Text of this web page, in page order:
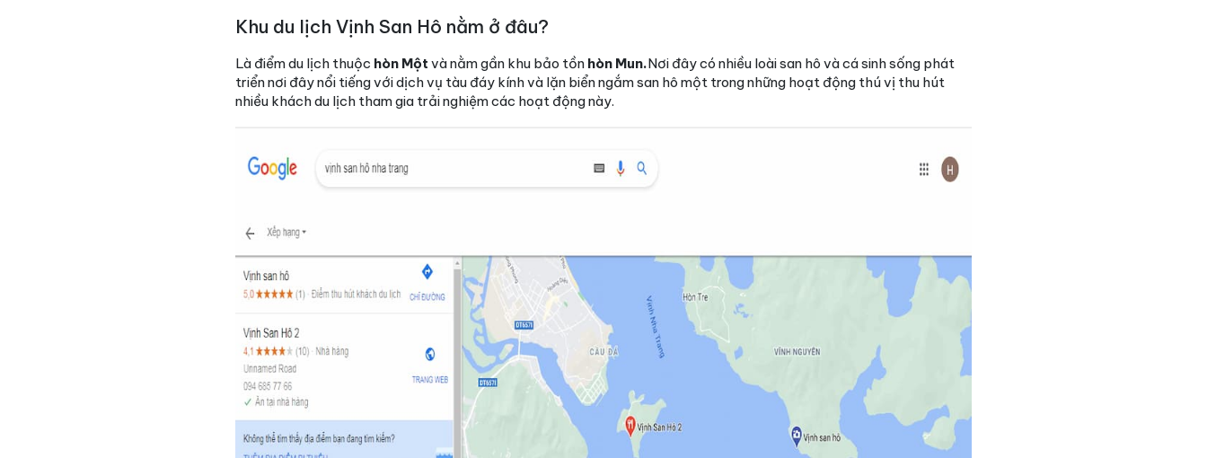
Khu du lịch Vịnh San Hô nằm ở đâu?
Là điểm du lịch thuộc hòn Một và nằm gần khu bảo tồn hòn Mun.Nơi đây có nhiều loài san hô và cá sinh sống phát
triển nơi đây nổi tiếng với dịch vụ tàu đáy kính và lặn biển ngắm san hô một trong những hoạt động thú vị thu hút
nhiều khách du lịch tham gia trải nghiệm các hoạt động này.